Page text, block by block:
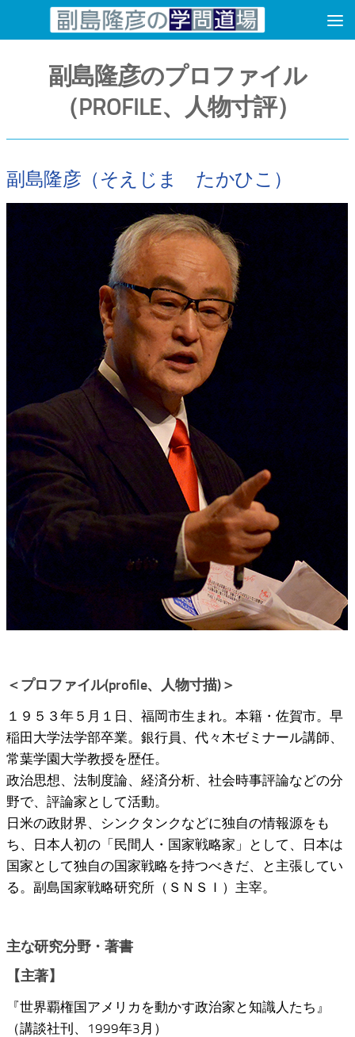
コンテンツへスキップ
副島隆彦のプロファイル
（PROFILE、人物寸評）
副島隆彦（そえじま たかひこ）
＜プロファイル(profile、人物寸描)＞
１９５３年５月１日、福岡市生まれ。本籍・佐賀市。早
稲田大学法学部卒業。銀行員、代々木ゼミナール講師、
常葉学園大学教授を歴任。
政治思想、法制度論、経済分析、社会時事評論などの分
野で、評論家として活動。
日米の政財界、シンクタンクなどに独自の情報源をも
ち、日本人初の「民間人・国家戦略家」として、日本は
国家として独自の国家戦略を持つべきだ、と主張してい
る。副島国家戦略研究所（ＳＮＳＩ）主宰。
主な研究分野・著書
【主著】
『世界覇権国アメリカを動かす政治家と知識人たち』
（講談社刊、1999年3月）